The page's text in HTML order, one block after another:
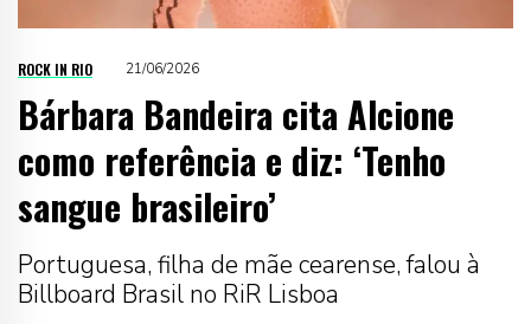
ROCK IN RIO 21/06/2026
Bárbara Bandeira cita Alcione
como referência e diz: ‘Tenho
sangue brasileiro’
Portuguesa, filha de mãe cearense, falou à
Billboard Brasil no RiR Lisboa